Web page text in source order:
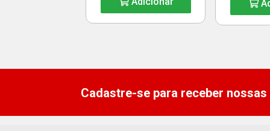
Cadastre-se para receber